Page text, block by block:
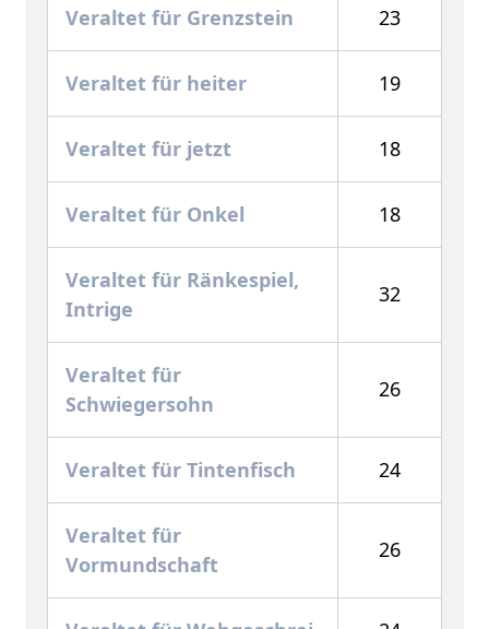
Veraltet für Grenzstein 23
Veraltet für heiter 19
Veraltet für jetzt 18
Veraltet für Onkel 18
Veraltet für Ränkespiel,
Intrige
32
Veraltet für
Schwiegersohn
26
Veraltet für Tintenfisch 24
Veraltet für
Vormundschaft
26